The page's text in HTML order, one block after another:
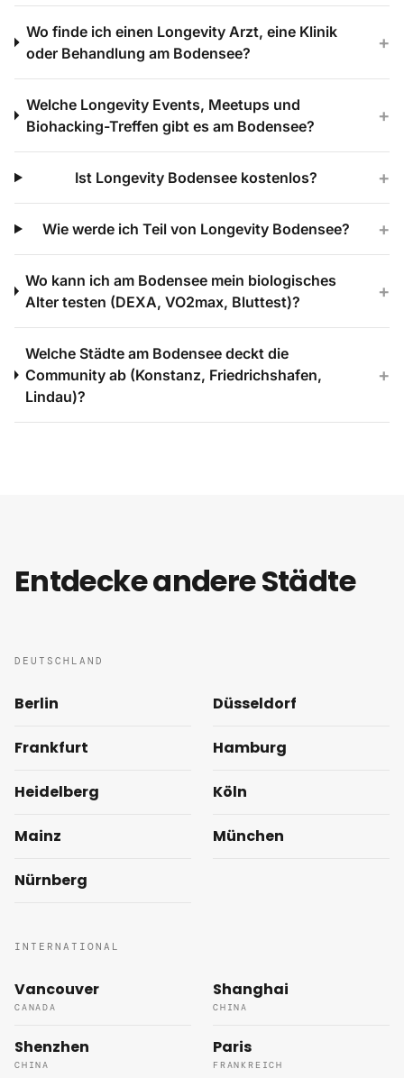
Wo finde ich einen Longevity Arzt, eine Klinik
oder Behandlung am Bodensee?
+
Welche Longevity Events, Meetups und
Biohacking-Treffen gibt es am Bodensee?
+
Ist Longevity Bodensee kostenlos? +
Wie werde ich Teil von Longevity Bodensee? +
Wo kann ich am Bodensee mein biologisches
Alter testen (DEXA, VO2max, Bluttest)?
+
Welche Städte am Bodensee deckt die
Community ab (Konstanz, Friedrichshafen,
Lindau)?
+
Entdecke andere Städte
DEUTSCHLAND
Berlin Düsseldorf
Frankfurt Hamburg
Heidelberg Köln
Mainz München
Nürnberg
INTERNATIONAL
Vancouver
CANADA
Shanghai
CHINA
Shenzhen
CHINA
Paris
FRANKREICH